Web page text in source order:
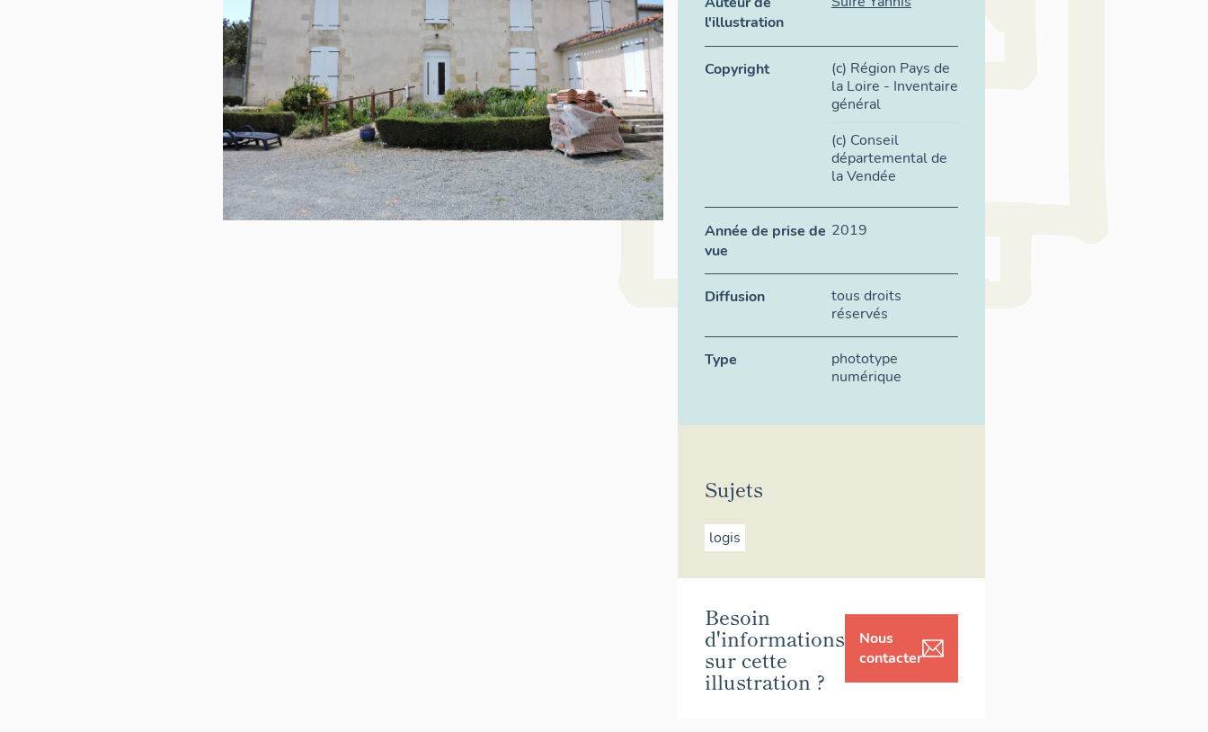
l'illustration
Copyright
(c) Région Pays de
la Loire - Inventaire
général
(c) Conseil
départemental de
la Vendée
Année de prise de
vue
2019
Diffusion
tous droits
réservés
Type
phototype
numérique
Sujets
logis
Besoin
d'informations
sur cette
illustration ?
Nous
contacter